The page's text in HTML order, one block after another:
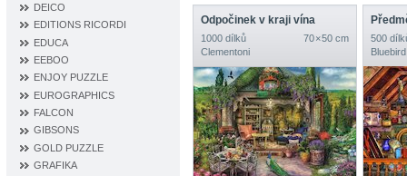
DEICO
EDITIONS RICORDI
EDUCA
EEBOO
ENJOY PUZZLE
EUROGRAPHICS
FALCON
GIBSONS
GOLD PUZZLE
GRAFIKA
Odpočinek v kraji vína
1000 dílků
70 × 50 cm
Clementoni
500